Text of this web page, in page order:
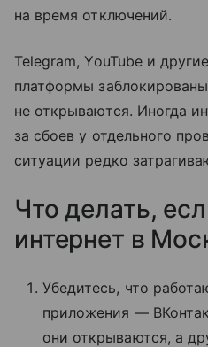
на время отключений.
Telegram, YouTube и
платформы
не открываются. Иногда
за сбоев у отдельного
ситуации редко
Что делать,
интернет в
Убедитесь, что
приложения —
они открываются, а